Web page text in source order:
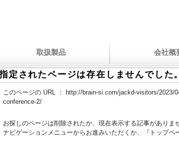
取扱製品 会社概
定されたページは存在しませんでした。
このページの URL ：
http://brain-si.com/jackd-visitors/2023/
conference-2/
お探しのページは削除されたか、現在表示する記事がありま
ナビゲーションメニューからお進みいただくか、『トップペ